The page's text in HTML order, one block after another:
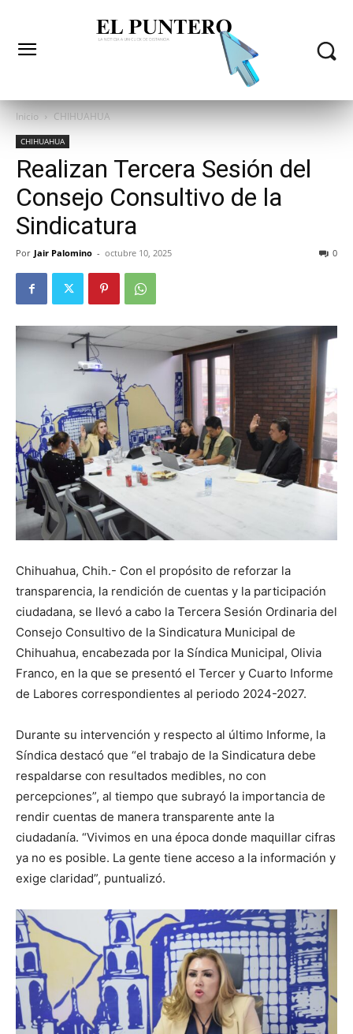
Inicio CHIHUAHUA
CHIHUAHUA
Realizan Tercera Sesión del
Consejo Consultivo de la
Sindicatura
Por Jair Palomino - octubre 10, 2025 0
Chihuahua, Chih.- Con el propósito de reforzar la
transparencia, la rendición de cuentas y la participación
ciudadana, se llevó a cabo la Tercera Sesión Ordinaria del
Consejo Consultivo de la Sindicatura Municipal de
Chihuahua, encabezada por la Síndica Municipal, Olivia
Franco, en la que se presentó el Tercer y Cuarto Informe
de Labores correspondientes al periodo 2024-2027.
Durante su intervención y respecto al último Informe, la
Síndica destacó que “el trabajo de la Sindicatura debe
respaldarse con resultados medibles, no con
percepciones”, al tiempo que subrayó la importancia de
rendir cuentas de manera transparente ante la
ciudadanía. “Vivimos en una época donde maquillar cifras
ya no es posible. La gente tiene acceso a la información y
exige claridad”, puntualizó.